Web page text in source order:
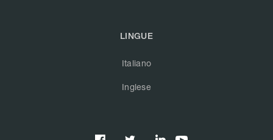
LINGUE
Italiano
Inglese